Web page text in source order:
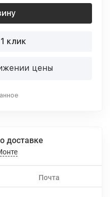
клик
цены
доставке
Почта